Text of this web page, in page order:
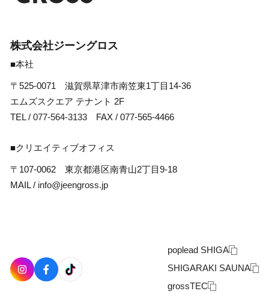
poplead SHIGA
SHIGARAKI SAUNA
grossTEC
株式会社ジーングロス
■本社
〒525-0071 滋賀県草津市南笠東1丁目14-36
エムズスクエア テナント 2F
TEL / 077-564-3133 FAX / 077-565-4466
■クリエイティブオフィス
〒107-0062 東京都港区南青山2丁目9-18
MAIL / info@jeengross.jp